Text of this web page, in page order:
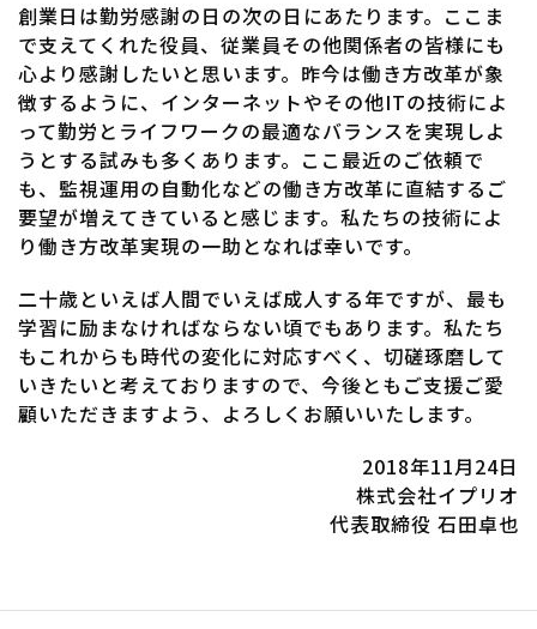
創業日は勤労感謝の日の次の日にあたります。ここま
で支えてくれた役員、従業員その他関係者の皆様にも
心より感謝したいと思います。昨今は働き方改革が象
徴するように、インターネットやその他ITの技術によ
って勤労とライフワークの最適なバランスを実現しよ
うとする試みも多くあります。ここ最近のご依頼で
も、監視運用の自動化などの働き方改革に直結するご
要望が増えてきていると感じます。私たちの技術によ
り働き方改革実現の一助となれば幸いです。
二十歳といえば人間でいえば成人する年ですが、最も
学習に励まなければならない頃でもあります。私たち
もこれからも時代の変化に対応すべく、切磋琢磨して
いきたいと考えておりますので、今後ともご支援ご愛
顧いただきますよう、よろしくお願いいたします。
2018年11月24日
株式会社イプリオ
代表取締役 石田卓也